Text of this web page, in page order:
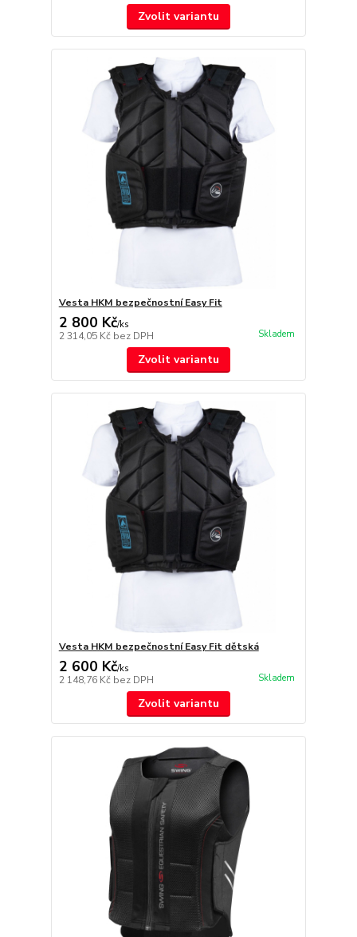
Zvolit variantu
Vesta HKM bezpečnostní Easy Fit
2 800 Kč/ks
2 314,05 Kč bez DPH Skladem
Zvolit variantu
Vesta HKM bezpečnostní Easy Fit dětská
2 600 Kč/ks
2 148,76 Kč bez DPH Skladem
Zvolit variantu